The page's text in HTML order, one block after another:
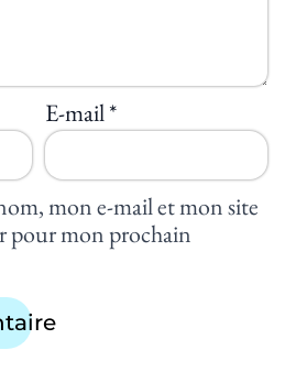
E-mail*
mon e-mail et mon site
pour mon prochain